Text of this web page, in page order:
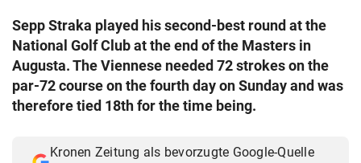
search
eingeben
Sepp Straka played his second-best round at the
National Golf Club at the end of the Masters in
Augusta. The Viennese needed 72 strokes on the
par-72 course on the fourth day on Sunday and was
therefore tied 18th for the time being.
Kronen Zeitung als bevorzugte Google-Quelle